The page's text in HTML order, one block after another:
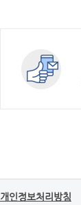
개인정보처리방침